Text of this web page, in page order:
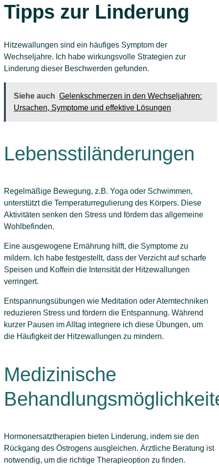
Tipps zur Linderung
Hitzewallungen sind ein häufiges Symptom der
Wechseljahre. Ich habe wirkungsvolle Strategien zur
Linderung dieser Beschwerden gefunden.
Siehe auch Gelenkschmerzen in den Wechseljahren:
Ursachen, Symptome und effektive Lösungen
Lebensstiländerungen
Regelmäßige Bewegung, z.B. Yoga oder Schwimmen,
unterstützt die Temperaturregulierung des Körpers. Diese
Aktivitäten senken den Stress und fördern das allgemeine
Wohlbefinden.
Eine ausgewogene Ernährung hilft, die Symptome zu
mildern. Ich habe festgestellt, dass der Verzicht auf scharfe
Speisen und Koffein die Intensität der Hitzewallungen
verringert.
Entspannungsübungen wie Meditation oder Atemtechniken
reduzieren Stress und fördern die Entspannung. Während
kurzer Pausen im Alltag integriere ich diese Übungen, um
die Häufigkeit der Hitzewallungen zu mindern.
Medizinische
Hormonersatztherapien bieten Linderung, indem sie den
Rückgang des Östrogens ausgleichen. Ärztliche Beratung ist
notwendig, um die richtige Therapieoption zu finden.